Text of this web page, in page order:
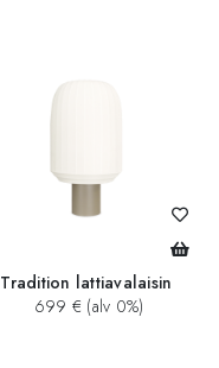
Tradition lattiavalaisin
699 € (alv 0%)